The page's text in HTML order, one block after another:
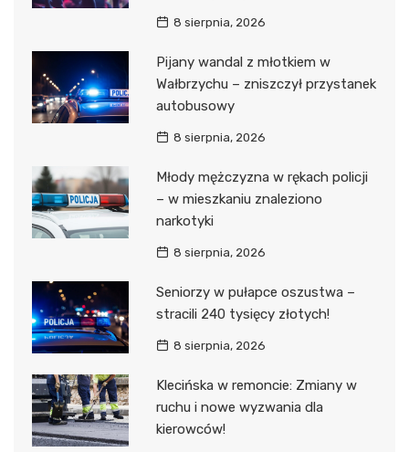
8 sierpnia, 2026
Pijany wandal z młotkiem w
Wałbrzychu – zniszczył przystanek
autobusowy
8 sierpnia, 2026
Młody mężczyzna w rękach policji
– w mieszkaniu znaleziono
narkotyki
8 sierpnia, 2026
Seniorzy w pułapce oszustwa –
stracili 240 tysięcy złotych!
8 sierpnia, 2026
Klecińska w remoncie: Zmiany w
ruchu i nowe wyzwania dla
kierowców!